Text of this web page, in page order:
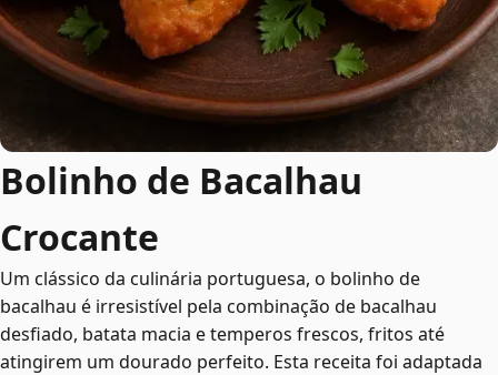
Bolinho de Bacalhau
Crocante
Um clássico da culinária portuguesa, o bolinho de
bacalhau é irresistível pela combinação de bacalhau
desfiado, batata macia e temperos frescos, fritos até
atingirem um dourado perfeito. Esta receita foi adaptada